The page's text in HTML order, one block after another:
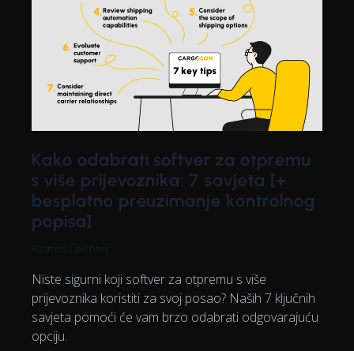
Kako odabrati softver za otpremu
s više prijevoznika: 7 savjeta [+
besplatno preuzimanje kontrolnog
popisa]
Rasmus Leichter
Niste sigurni koji softver za otpremu s više
prijevoznika koristiti za svoj posao? Naših 7 ključnih
savjeta pomoći će vam brzo odabrati odgovarajuću
opciju.